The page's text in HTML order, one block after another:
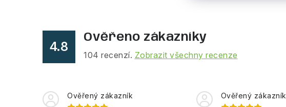
4.8
Ověřeno zákazníky
104 recenzí. Zobrazit všechny recenze
Ověřený zákazník Ověřený zákazník